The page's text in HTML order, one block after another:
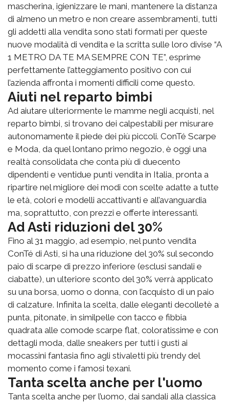
mascherina, igienizzare le mani, mantenere la distanza
di almeno un metro e non creare assembramenti, tutti
gli addetti alla vendita sono stati formati per queste
nuove modalità di vendita e la scritta sulle loro divise “A
1 METRO DA TE MA SEMPRE CON TE”, esprime
perfettamente l’atteggiamento positivo con cui
l’azienda affronta i momenti difficili come questo.
Aiuti nel reparto bimbi
Ad aiutare ulteriormente le mamme negli acquisti, nel
reparto bimbi, si trovano dei calpestabili per misurare
autonomamente il piede dei più piccoli. ConTé Scarpe
e Moda, da quel lontano primo negozio, è oggi una
realtà consolidata che conta più di duecento
dipendenti e ventidue punti vendita in Italia, pronta a
ripartire nel migliore dei modi con scelte adatte a tutte
le età, colori e modelli accattivanti e all’avanguardia
ma, soprattutto, con prezzi e offerte interessanti.
Ad Asti riduzioni del 30%
Fino al 31 maggio, ad esempio, nel punto vendita
ConTé di Asti, si ha una riduzione del 30% sul secondo
paio di scarpe di prezzo inferiore (esclusi sandali e
ciabatte), un ulteriore sconto del 30% verrà applicato
su una borsa, uomo o donna, con l’acquisto di un paio
di calzature. Infinita la scelta, dalle eleganti decolletè a
punta, pitonate, in similpelle con tacco e fibbia
quadrata alle comode scarpe flat, coloratissime e con
dettagli moda, dalle sneakers per tutti i gusti ai
mocassini fantasia fino agli stivaletti più trendy del
momento come i famosi texani.
Tanta scelta anche per l'uomo
Tanta scelta anche per l’uomo, dai sandali alla classica